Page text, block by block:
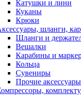
Катушки и лини
Куканы
Крюки
шланги,
Шланги и
Вешалки
Карабины и
Кольца
Сувениры
Прочие аксессуары